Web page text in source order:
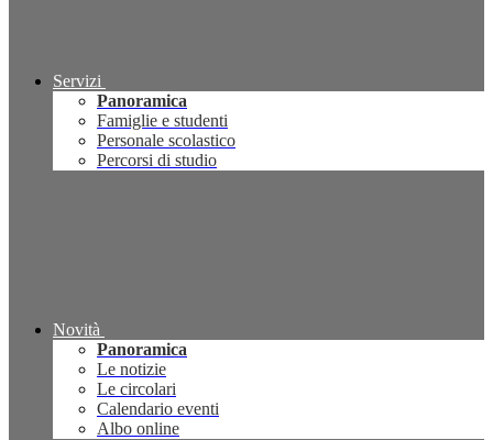
Servizi
Panoramica
Famiglie e studenti
Personale scolastico
Percorsi di studio
Novità
Panoramica
Le notizie
Le circolari
Calendario eventi
Albo online